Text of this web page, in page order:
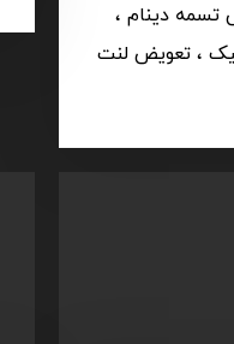
تسمه دینام ،
، تعویض لنت